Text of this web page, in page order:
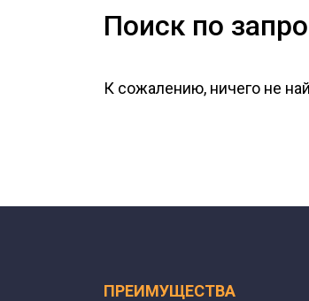
Поиск по
К сожалению, ничего не
ПРЕИМУЩЕСТВА